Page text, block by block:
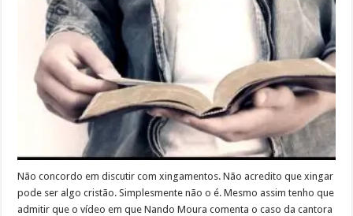
Não concordo em discutir com xingamentos. Não acredito que xingar
pode ser algo cristão. Simplesmente não o é. Mesmo assim tenho que
admitir que o vídeo em que Nando Moura comenta o caso da cantora